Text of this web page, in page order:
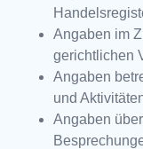
Angaben im
gerichtlichen
Angaben
und
Angaben